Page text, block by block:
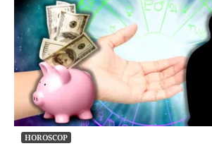
HOROSCOP